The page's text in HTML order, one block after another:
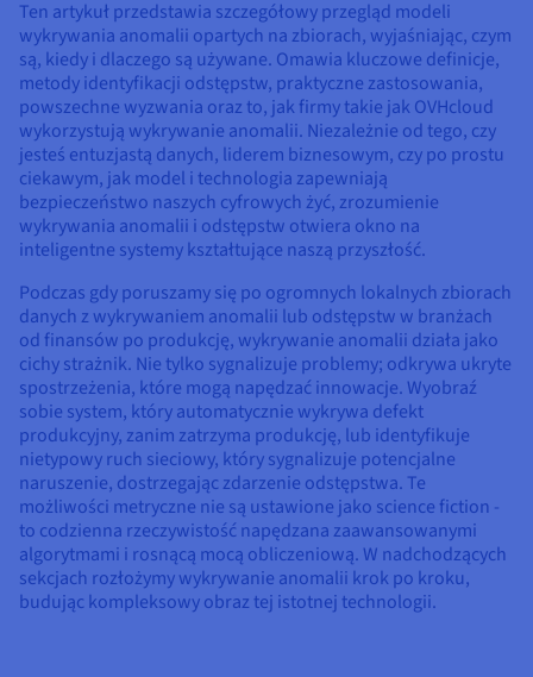
Cennik
Dostępność według regionów
Dokumentacja
Roadmap & Changelog
Monitorowanie
Roadmap & Changelog
Roadmap & Changelog
Roadmap & Changelog
Roadmap & Changelog
Ten artykuł przedstawia szczegółowy przegląd modeli
wykrywania anomalii opartych na zbiorach, wyjaśniając, czym
są, kiedy i dlaczego są używane. Omawia kluczowe definicje,
metody identyfikacji odstępstw, praktyczne zastosowania,
powszechne wyzwania oraz to, jak firmy takie jak OVHcloud
wykorzystują wykrywanie anomalii. Niezależnie od tego, czy
jesteś entuzjastą danych, liderem biznesowym, czy po prostu
ciekawym, jak model i technologia zapewniają
bezpieczeństwo naszych cyfrowych żyć, zrozumienie
wykrywania anomalii i odstępstw otwiera okno na
inteligentne systemy kształtujące naszą przyszłość.
Podczas gdy poruszamy się po ogromnych lokalnych zbiorach
danych z wykrywaniem anomalii lub odstępstw w branżach
od finansów po produkcję, wykrywanie anomalii działa jako
cichy strażnik. Nie tylko sygnalizuje problemy; odkrywa ukryte
spostrzeżenia, które mogą napędzać innowacje. Wyobraź
sobie system, który automatycznie wykrywa defekt
produkcyjny, zanim zatrzyma produkcję, lub identyfikuje
nietypowy ruch sieciowy, który sygnalizuje potencjalne
naruszenie, dostrzegając zdarzenie odstępstwa. Te
możliwości metryczne nie są ustawione jako science fiction -
to codzienna rzeczywistość napędzana zaawansowanymi
algorytmami i rosnącą mocą obliczeniową. W nadchodzących
sekcjach rozłożymy wykrywanie anomalii krok po kroku,
budując kompleksowy obraz tej istotnej technologii.